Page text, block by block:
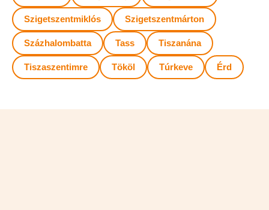
Szigetszentmiklós Szigetszentmárton
Százhalombatta Tass Tiszanána
Tiszaszentimre Tököl Túrkeve Érd